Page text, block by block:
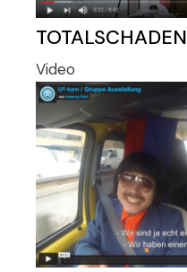
TOTALSCHADEN
Video